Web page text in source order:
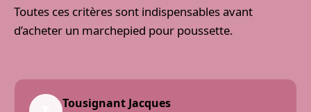
Toutes ces critères sont indispensables avant
d’acheter un marchepied pour poussette.
Tousignant Jacques